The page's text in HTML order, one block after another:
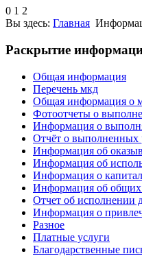
0 1 2
Вы здесь: Главная
Раскрытие
Общая информация
Перечень мкд
Общая информация о
Фотоотчеты о
Информация о
Отчёт о выполненных
Информация об
Информация об
Информация о
Информация об общих
Отчет об исполнении
Информация о
Разное
Платные услуги
Благодарственные